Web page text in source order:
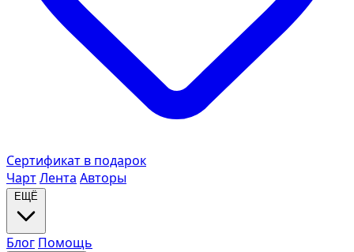
Сертификат в подарок
ЧартЛента Авторы
ЕЩЁ
Блог Помощь